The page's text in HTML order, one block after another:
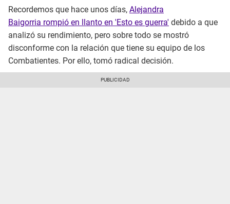
Recordemos que hace unos días, Alejandra
Baigorria rompió en llanto en 'Esto es guerra' debido a que
analizó su rendimiento, pero sobre todo se mostró
disconforme con la relación que tiene su equipo de los
Combatientes. Por ello, tomó radical decisión.